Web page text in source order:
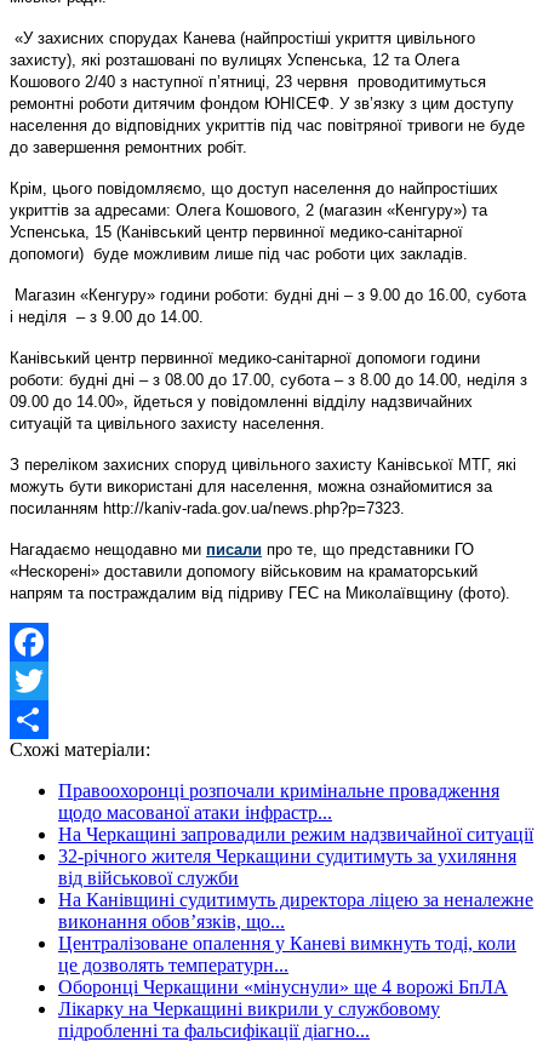
«У захисних спорудах Канева (найпростіші укриття цивільного
захисту), які розташовані по вулицях Успенська, 12 та Олега
Кошового 2/40 з наступної п’ятниці, 23 червня проводитимуться
ремонтні роботи дитячим фондом ЮНІСЕФ. У зв’язку з цим доступу
населення до відповідних укриттів під час повітряної тривоги не буде
до завершення ремонтних робіт.
Крім, цього повідомляємо, що доступ населення до найпростіших
укриттів за адресами: Олега Кошового, 2 (магазин «Кенгуру») та
Успенська, 15 (Канівський центр первинної медико-санітарної
допомоги) буде можливим лише під час роботи цих закладів.
Магазин «Кенгуру» години роботи: будні дні – з 9.00 до 16.00, субота
і неділя – з 9.00 до 14.00.
Канівський центр первинної медико-санітарної допомоги години
роботи: будні дні – з 08.00 до 17.00, субота – з 8.00 до 14.00, неділя з
09.00 до 14.00», йдеться у повідомленні відділу надзвичайних
ситуацій та цивільного захисту населення.
З переліком захисних споруд цивільного захисту Канівської МТГ, які
можуть бути використані для населення, можна ознайомитися за
посиланням http://kaniv-rada.gov.ua/news.php?p=7323.
Нагадаємо нещодавно ми писали про те, що представники ГО
«Нескорені» доставили допомогу військовим на краматорський
напрям та постраждалим від підриву ГЕС на Миколаївщину (фото).
Facebook
Twitter
Share
Схожі матеріали:
Правоохоронці розпочали кримінальне провадження
щодо масованої атаки інфрастр...
На Черкащині запровадили режим надзвичайної ситуації
32-річного жителя Черкащини судитимуть за ухиляння
від військової служби
На Канівщині судитимуть директора ліцею за неналежне
виконання обов’язків, що...
Централізоване опалення у Каневі вимкнуть тоді, коли
це дозволять температурн...
Оборонці Черкащини «мінуснули» ще 4 ворожі БпЛА
Лікарку на Черкащині викрили у службовому
підробленні та фальсифікації діагно...